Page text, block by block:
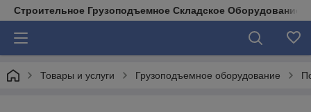
Строительное Грузоподъемное Складское Оборудование
Товары и услуги Грузоподъемное оборудование